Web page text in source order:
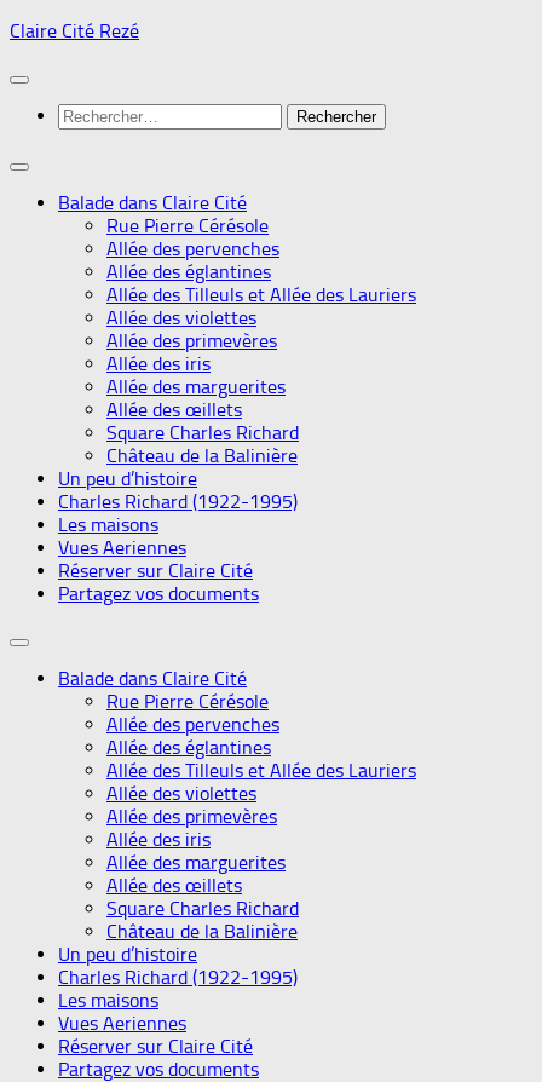
Skip
content
Claire Cité Rezé
Rechercher :
Balade dans Claire Cité
Rue Pierre Cérésole
Allée des pervenches
Allée des églantines
Allée des Tilleuls et Allée des Lauriers
Allée des violettes
Allée des primevères
Allée des iris
Allée des marguerites
Allée des œillets
Square Charles Richard
Château de la Balinière
Un peu d’histoire
Charles Richard (1922-1995)
Les maisons
Vues Aeriennes
Réserver sur Claire Cité
Partagez vos documents
Balade dans Claire Cité
Rue Pierre Cérésole
Allée des pervenches
Allée des églantines
Allée des Tilleuls et Allée des Lauriers
Allée des violettes
Allée des primevères
Allée des iris
Allée des marguerites
Allée des œillets
Square Charles Richard
Château de la Balinière
Un peu d’histoire
Charles Richard (1922-1995)
Les maisons
Vues Aeriennes
Réserver sur Claire Cité
Partagez vos documents